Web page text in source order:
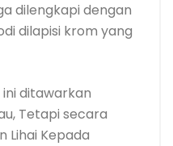
dilengkapi dengan
dilapisi krom yang
ditawarkan
Tetapi secara
Lihai Kepada